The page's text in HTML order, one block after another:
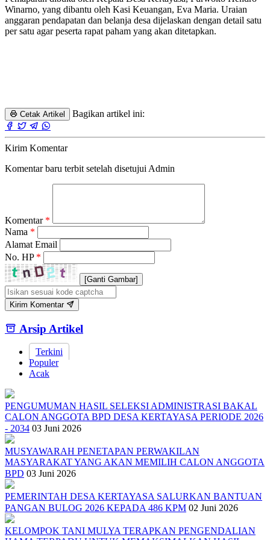
Winarno, yang dibantu oleh Kasi Keuangan, Eva Maria. Uraian
anggaran pendapatan dan belanja desa dijelaskan dengan detail satu
per satu agar peserta rapat paham yang akan ditetapkan.
Cetak Artikel Bagikan artikel ini:
Kirim Komentar
Komentar baru terbit setelah disetujui Admin
Komentar *
Nama *
Alamat Email
No. HP *
[Ganti Gambar]
Kirim Komentar
Arsip Artikel
Terkini
Populer
Acak
PENGUMUMAN HASIL SELEKSI ADMINISTRASI BAKAL
CALON ANGGOTA BPD DESA KERTAYASA PERIODE 2026
- 2034 03 Juni 2026
MUSYAWARAH PENETAPAN PERWAKILAN
MASYARAKAT YANG AKAN MEMILIH CALON ANGGOTA
BPD 03 Juni 2026
PEMERINTAH DESA KERTAYASA SALURKAN BANTUAN
PANGAN BULOG 2026 KEPADA 486 KPM 02 Juni 2026
KELOMPOK TANI MULYA TERAPKAN PENGENDALIAN